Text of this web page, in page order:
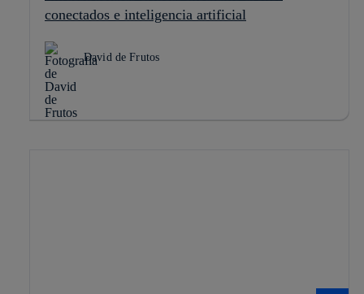
conectados e inteligencia artificial
David de Frutos